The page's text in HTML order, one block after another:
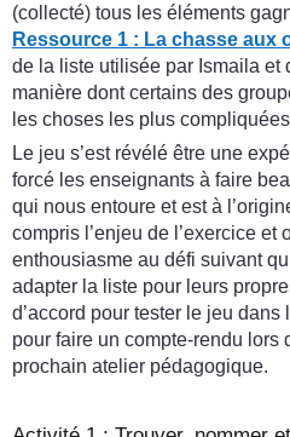
(collecté) tous les éléments
Ressource 1 : La chasse aux
de la liste utilisée par Ismaila et
manière dont certains des
les choses les plus
Le jeu s’est révélé être une
forcé les enseignants à faire
qui nous entoure et est à
compris l’enjeu de l’exercice et
enthousiasme au défi suivant
adapter la liste pour leurs
d’accord pour tester le jeu
pour faire un compte-rendu lors
prochain atelier pédagogique.